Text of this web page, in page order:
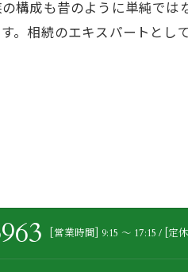
構成も昔のように単純で
。相続のエキスパートとし
[営業時間] 9:15 〜 17:15 / [定